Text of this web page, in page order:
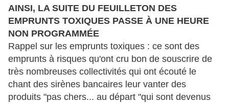
AINSI, LA SUITE DU FEUILLETON DES
EMPRUNTS TOXIQUES PASSE À UNE HEURE
NON PROGRAMMÉE
Rappel sur les emprunts toxiques : ce sont des
emprunts à risques qu'ont cru bon de souscrire de
très nombreuses collectivités qui ont écouté le
chant des sirènes bancaires leur vanter des
produits "pas chers... au départ "qui sont devenus